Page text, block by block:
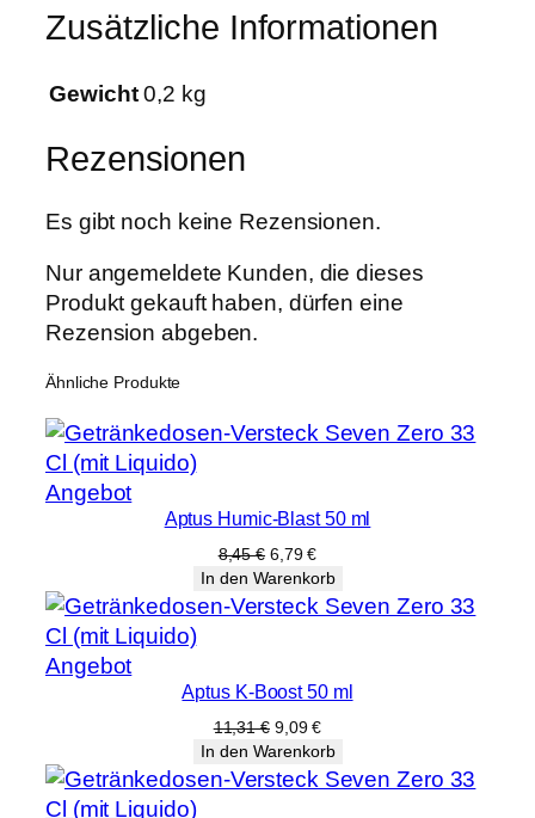
r
F
6
M
e
g
e
Zusätzliche Informationen
Gewicht 0,2 kg
Rezensionen
Es gibt noch keine Rezensionen.
Nur angemeldete Kunden, die dieses
Produkt gekauft haben, dürfen eine
Rezension abgeben.
Ähnliche Produkte
AngebotProdukt
Aptus Humic-Blast 50 ml
8,45€ Ursprünglicher
Preis
war:
8,45 €
6,79€Aktueller
Preis
ist:
6,79 €.
In den Warenkorb
AngebotProdukt
Angebot
Aptus K-Boost 50 ml
11,31€ Ursprünglicher
Preis
war:
11,31 €
9,09€Aktueller
Preis
ist:
9,09 €.
In den Warenkorb